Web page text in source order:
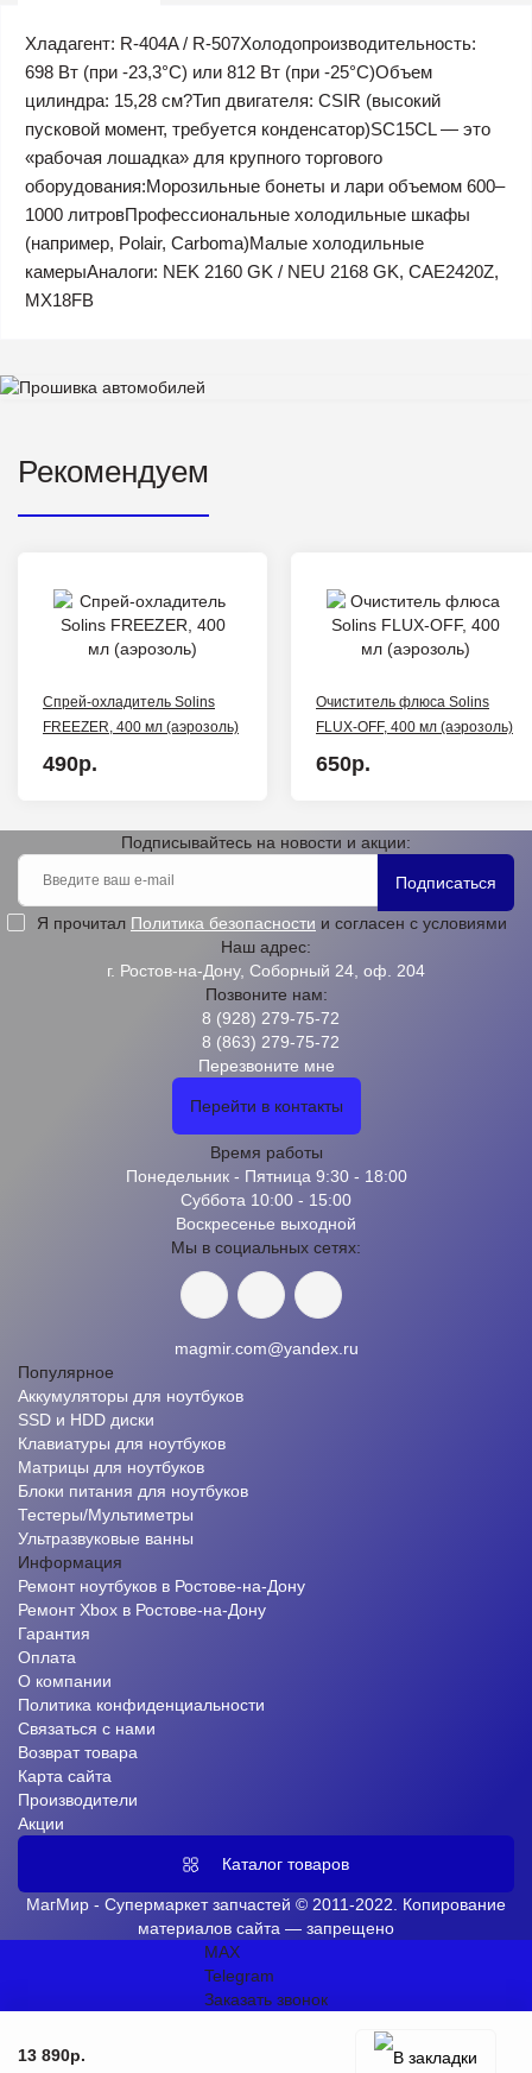
Хладагент: R-404A / R-507Холодопроизводительность:
698 Вт (при -23,3°C) или 812 Вт (при -25°C)Объем
цилиндра: 15,28 см?Тип двигателя: CSIR (высокий
пусковой момент, требуется конденсатор)SC15CL — это
«рабочая лошадка» для крупного торгового
оборудования:Морозильные бонеты и лари объемом 600–
1000 литровПрофессиональные холодильные шкафы
(например, Polair, Carboma)Малые холодильные
камерыАналоги: NEK 2160 GK / NEU 2168 GK, CAE2420Z,
MX18FB
Рекомендуем
Спрей-охладитель Solins
FREEZER, 400 мл (аэрозоль)
490р.
Очиститель флюса Solins
FLUX-OFF, 400 мл (аэрозоль)
650р.
13 890р.
Подписывайтесь на новости и акции:
Подписаться
Я прочитал Политика безопасности и согласен с условиями
Наш адрес:
г. Ростов-на-Дону, Соборный 24, оф. 204
Позвоните нам:
8 (928) 279-75-72
8 (863) 279-75-72
Перезвоните мне
Перейти в контакты
Время работы
Понедельник - Пятница 9:30 - 18:00
Суббота 10:00 - 15:00
Воскресенье выходной
Мы в социальных сетях:
magmir.com@yandex.ru
Популярное
Аккумуляторы для ноутбуков
SSD и HDD диски
Клавиатуры для ноутбуков
Матрицы для ноутбуков
Блоки питания для ноутбуков
Тестеры/Мультиметры
Ультразвуковые ванны
Информация
Ремонт ноутбуков в Ростове-на-Дону
Ремонт Xbox в Ростове-на-Дону
Гарантия
Оплата
О компании
Политика конфиденциальности
Связаться с нами
Возврат товара
Карта сайта
Производители
Акции
Каталог товаров
МагМир - Супермаркет запчастей © 2011-2022. Копирование
материалов сайта — запрещено
MAX
Telegram
Заказать звонок